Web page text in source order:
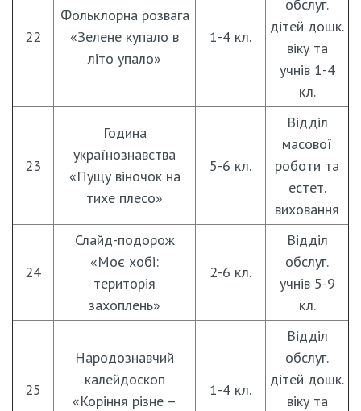
22
Фольклорна розвага
«Зелене купало в
літо упало»
1-4 кл.
обслуг.
дітей дошк.
віку та
учнів 1-4
кл.
23
Година
українознавства
«Пущу віночок на
тихе плесо»
5-6 кл.
Відділ
масової
роботи та
естет.
виховання
24
Слайд-подорож
«Моє хобі:
територія
захоплень»
2-6 кл.
Відділ
обслуг.
учнів 5-9
кл.
25
Народознавчий
калейдоскоп
«Коріння різне –
1-4 кл.
Відділ
обслуг.
дітей дошк.
віку та